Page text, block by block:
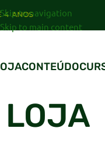
Skip to navigation
Skip to main content
+5%
CONTEÚDO
LOJA